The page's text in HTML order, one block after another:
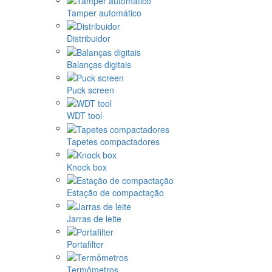
Tamper automático
Distribuidor
Balanças digitais
Puck screen
WDT tool
Tapetes compactadores
Knock box
Estação de compactação
Jarras de leite
Portafilter